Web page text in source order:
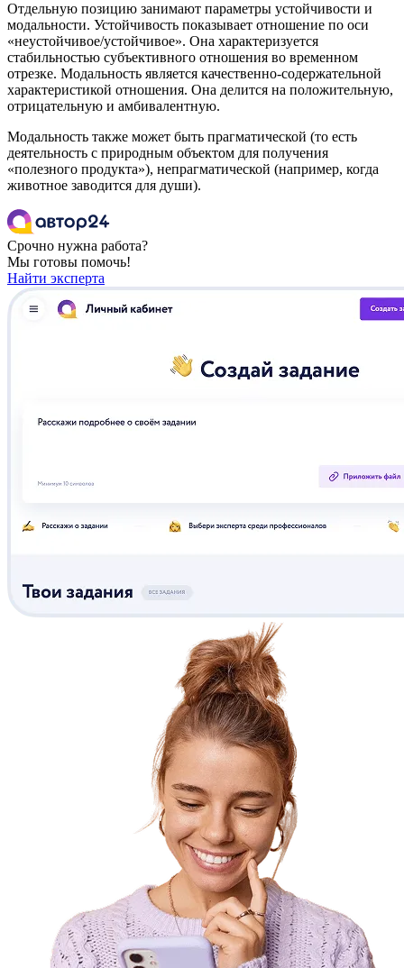
Отдельную позицию занимают параметры устойчивости и
модальности. Устойчивость показывает отношение по оси
«неустойчивое/устойчивое». Она характеризуется
стабильностью субъективного отношения во временном
отрезке. Модальность является качественно-содержательной
характеристикой отношения. Она делится на положительную,
отрицательную и амбивалентную.
Модальность также может быть прагматической (то есть
деятельность с природным объектом для получения
«полезного продукта»), непрагматической (например, когда
животное заводится для души).
Срочно нужна работа?
Мы готовы помочь!
Найти эксперта